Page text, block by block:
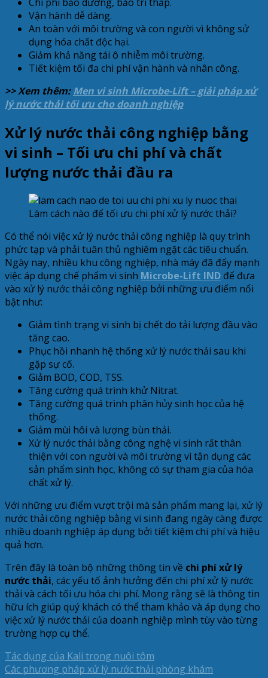
Vận hành dễ dàng.
An toàn với môi trường và con người vì không sử
dụng hóa chất độc hại.
Giảm khả năng tái ô nhiễm môi trường.
Tiết kiệm tối đa chi phí vận hành và nhân công.
>> Xem thêm:Men vi sinh Microbe-Lift – giải pháp xử
lý nước thải tối ưu cho doanh nghiệp
Xử lý nước thải công nghiệp bằng
vi sinh – Tối ưu chi phí và chất
lượng nước thải đầu ra
Làm cách nào để tối ưu chi phí xử lý nước thải?
Có thể nói việc xử lý nước thải công nghiệp là quy trình
phức tạp và phải tuân thủ nghiêm ngặt các tiêu chuẩn.
Ngày nay, nhiều khu công nghiệp, nhà máy đã đẩy mạnh
việc áp dụng chế phẩm vi sinh Microbe-Lift IND để đưa
vào xử lý nước thải công nghiệp bởi những ưu điểm nổi
bật như:
Giảm tình trạng vi sinh bị chết do tải lượng đầu vào
tăng cao.
Phục hồi nhanh hệ thống xử lý nước thải sau khi
gặp sự cố.
Giảm BOD, COD, TSS.
Tăng cường quá trình khử Nitrat.
Tăng cường quá trình phân hủy sinh học của hệ
thống.
Giảm mùi hôi và lượng bùn thải.
Xử lý nước thải bằng công nghệ vi sinh rất thân
thiện với con người và môi trường vì tận dụng các
sản phẩm sinh học, không có sự tham gia của hóa
chất xử lý.
Với những ưu điểm vượt trội mà sản phẩm mang lại, xử lý
nước thải công nghiệp bằng vi sinh đang ngày càng được
nhiều doanh nghiệp áp dụng bởi tiết kiệm chi phí và hiệu
quả hơn.
Trên đây là toàn bộ những thông tin về chi phí xử lý
nước thải, các yếu tố ảnh hưởng đến chi phí xử lý nước
thải và cách tối ưu hóa chi phí. Mong rằng sẽ là thông tin
hữu ích giúp quý khách có thể tham khảo và áp dụng cho
việc xử lý nước thải của doanh nghiệp mình tùy vào từng
trường hợp cụ thể.
Tác dụng của Kali trong nuôi tôm
Các phương pháp xử lý nước thải phòng khám